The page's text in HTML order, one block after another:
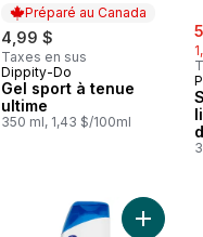
Préparé au Canada
4,99 $
Taxes en sus
Préparé au Canada
Dippity-Do
Gel sport à tenue
ultime
350 ml, 1,43 $/100ml
Ajouter